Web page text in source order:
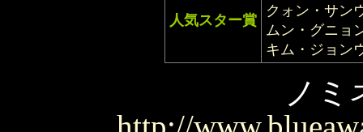
人気スター賞
クォン・サン
ムン・グニョ
キム・ジョン
ノミ